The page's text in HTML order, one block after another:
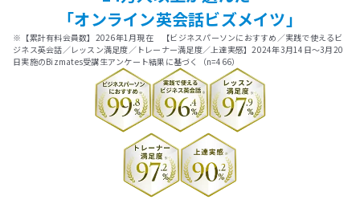
「オンライン英会話ビズメイツ」
※【累計有料会員数】2026年1月現在 【ビジネスパーソンにおすすめ／実践で使えるビ
ジネス英会話／レッスン満足度／トレーナー満足度／上達実感】2024年3月14日～3月20
日実施のBizmates受講生アンケート結果に基づく（n=466）